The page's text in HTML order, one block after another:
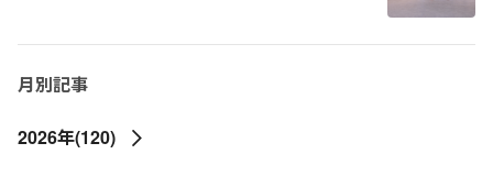
月別記事
2026年(120)